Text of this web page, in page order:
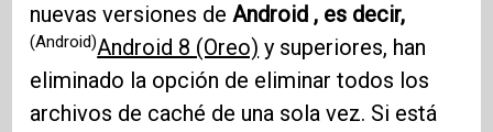
nuevas versiones deAndroid , es decir,
(Android)Android 8 (Oreo) y superiores, han
eliminado la opción de eliminar todos los
archivos de caché de una sola vez. Si está